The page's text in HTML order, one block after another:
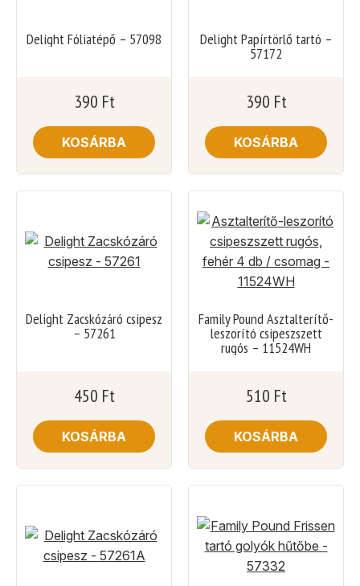
Delight Fóliatépő – 57098
390 Ft
KOSÁRBA
Delight Papírtörlő tartó –
57172
390 Ft
KOSÁRBA
Delight Zacskózáró csipesz
– 57261
450 Ft
KOSÁRBA
Family Pound Asztalterítő-
leszorító csipeszszett
rugós – 11524WH
510 Ft
KOSÁRBA